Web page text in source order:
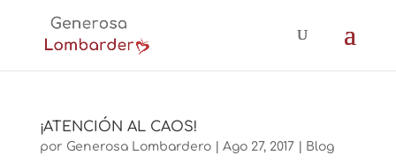
¡ATENCIÓN AL CAOS!
por Generosa Lombardero| Ago 27, 2017 Blog